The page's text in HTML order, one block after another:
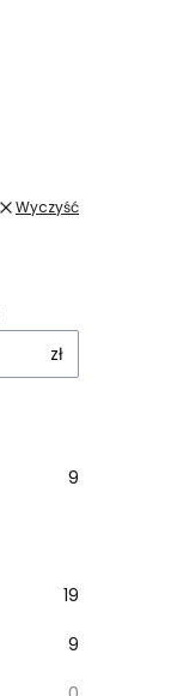
Wyczyść
zł
9
19
9